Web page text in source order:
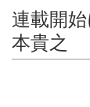
連載開
本貴之